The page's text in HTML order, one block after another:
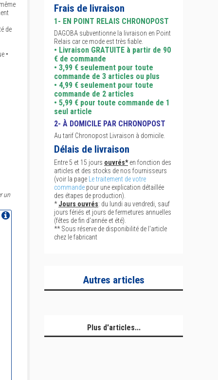
de
•
un
Frais de livraison
1- EN POINT RELAIS CHRONOPOST
DAGOBA subventionne la livraison en Point
Relais car ce mode est très fiable.
• Livraison GRATUITE à partir de 90
€ de commande
• 3,99 € seulement pour toute
commande de 3 articles ou plus
• 4,99 € seulement pour toute
commande de 2 articles
• 5,99 € pour toute commande de 1
seul article
2- À DOMICILE PAR CHRONOPOST
Au tarif Chronopost Livraison à domicile.
Délais de livraison
Entre 5 et 15 jours ouvrés*en fonction des
articles et des stocks de nos fournisseurs
(voir la page
Le traitement de votre
commande pour une explication détaillée
des étapes de production).
*Jours ouvrés: du lundi au vendredi, sauf
jours fériés et jours de fermetures annuelles
(fêtes de fin d'année et été).
** Sous réserve de disponibilité de l'article
chez le fabricant
Autres articles
Plus d'articles...